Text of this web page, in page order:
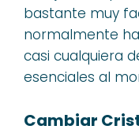
bastante muy
normalmente
casi cualquiera
esenciales al
Cambiar